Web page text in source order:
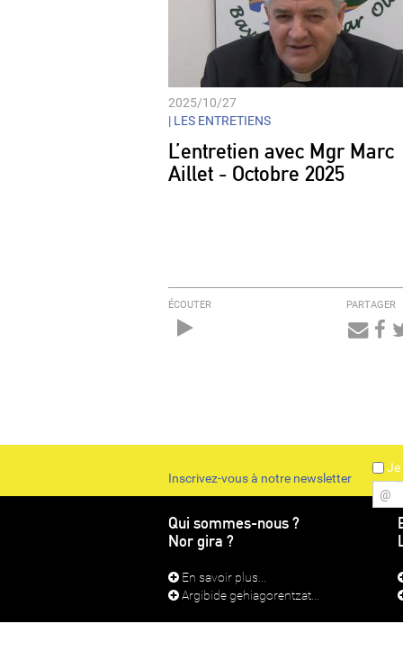
2025/10/27
| LES ENTRETIENS
L’entretien avec Mgr Marc
Aillet - Octobre 2025
ÉCOUTER PARTAGER
Inscrivez-vous à notre newsletter
Je
@
Qui sommes-nous ?
Nor gira ?
En savoir plus...
Argibide gehiagorentzat...